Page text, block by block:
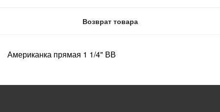
Возврат товара
Американка прямая 1 1/4" ВВ